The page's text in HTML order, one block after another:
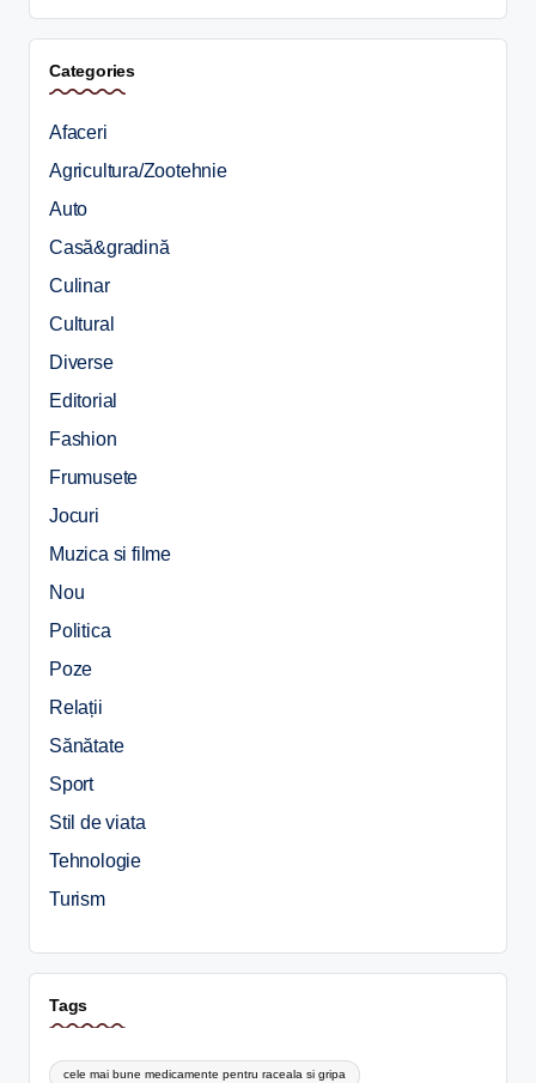
Categories
Afaceri
Agricultura/Zootehnie
Auto
Casă&gradină
Culinar
Cultural
Diverse
Editorial
Fashion
Frumusete
Jocuri
Muzica si filme
Nou
Politica
Poze
Relații
Sănătate
Sport
Stil de viata
Tehnologie
Turism
Tags
cele mai bune medicamente pentru raceala si gripa